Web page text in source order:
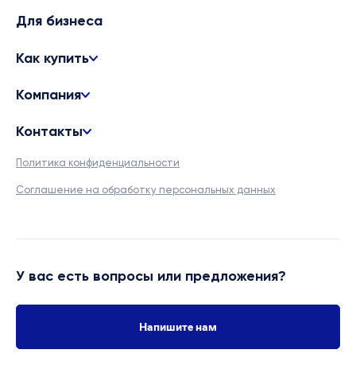
Для бизнеса
Как купить
Компания
Контакты
Политика конфиденциальности
Соглашение на обработку персональных данных
У вас есть вопросы или предложения?
Напишите нам